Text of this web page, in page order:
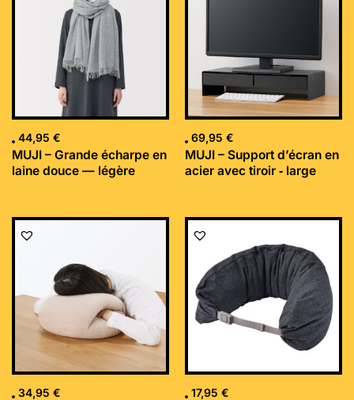
44,95 €
MUJI – Grande écharpe en
laine douce — légère
69,95 €
MUJI – Support d’écran en
acier avec tiroir ‐ large
34,95 € 17,95 €